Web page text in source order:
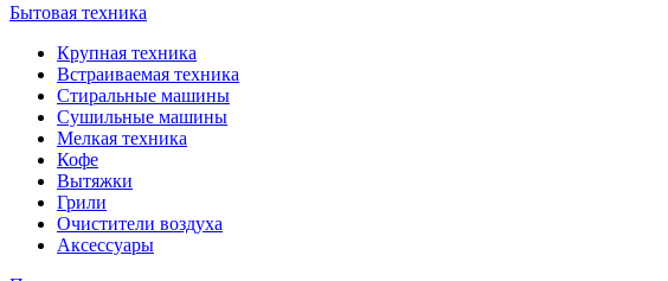
Бытовая техника
Крупная техника
Встраиваемая техника
Стиральные машины
Сушильные машины
Мелкая техника
Кофе
Вытяжки
Грили
Очистители воздуха
Аксессуары